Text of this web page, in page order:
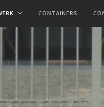
CONTAINERS